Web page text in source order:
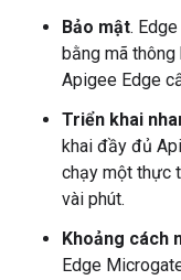
Bảo mật.
bằng mã
Apigee Edge
Triển khai
khai đầy đủ
chạy một thực
vài phút.
Khoảng cách
Edge